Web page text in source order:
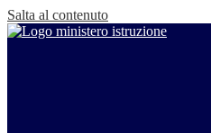
Salta al contenuto